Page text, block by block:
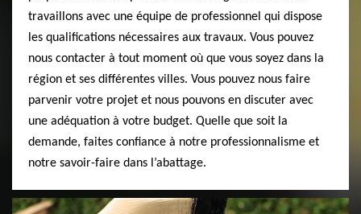
travaillons avec une équipe de professionnel qui dispose
les qualifications nécessaires aux travaux. Vous pouvez
nous contacter à tout moment où que vous soyez dans la
région et ses différentes villes. Vous pouvez nous faire
parvenir votre projet et nous pouvons en discuter avec
une adéquation à votre budget. Quelle que soit la
demande, faites confiance à notre professionnalisme et
notre savoir-faire dans l’abattage.